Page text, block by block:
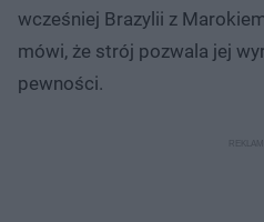
wcześniej Brazylii z
mówi, że strój pozwala jej
pewności.